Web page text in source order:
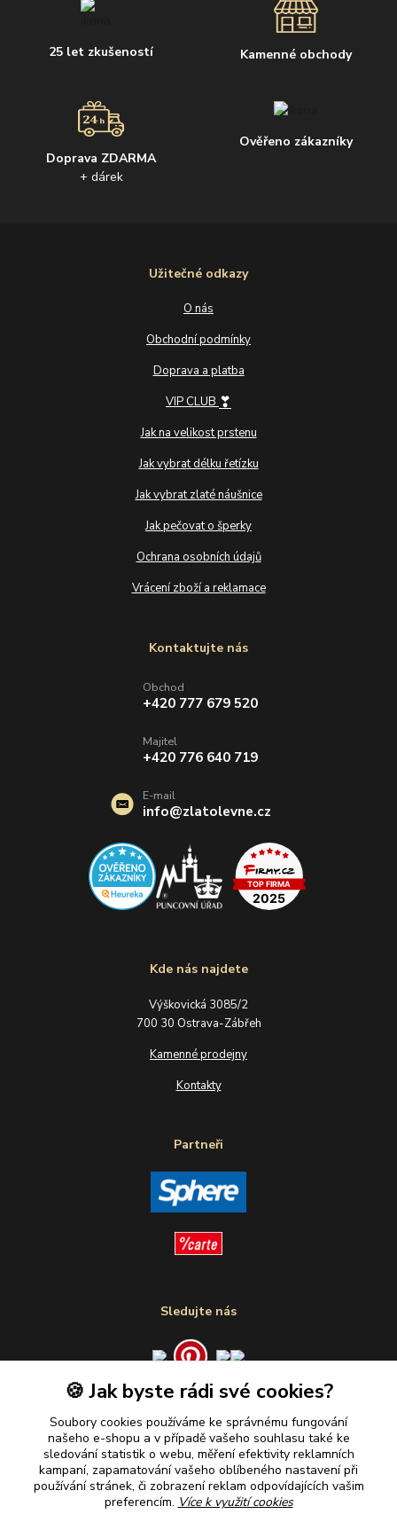
25 let zkušeností Kamenné obchody
Doprava ZDARMA
+ dárek
Ověřeno zákazníky
Užitečné odkazy
O nás
Obchodní podmínky
Doprava a platba
VIP CLUB ❣
Jak na velikost prstenu
Jak vybrat délku řetízku
Jak vybrat zlaté náušnice
Jak pečovat o šperky
Ochrana osobních údajů
Vrácení zboží a reklamace
Kde nás najdete
Výškovická 3085/2
700 30 Ostrava-Zábřeh
Kamenné prodejny
Kontakty
Partneři
Sledujte nás
Kontaktujte nás
Obchod
+420 777 679 520
Majitel
+420 776 640 719
E-mail
info@zlatolevne.cz
🍪 Jak byste rádi své cookies?
Soubory cookies používáme ke správnému fungování
našeho e-shopu a v případě vašeho souhlasu také ke
sledování statistik o webu, měření efektivity reklamních
kampaní, zapamatování vašeho oblíbeného nastavení při
používání stránek, či zobrazení reklam odpovídajících vašim
preferencím. Více k využití cookies